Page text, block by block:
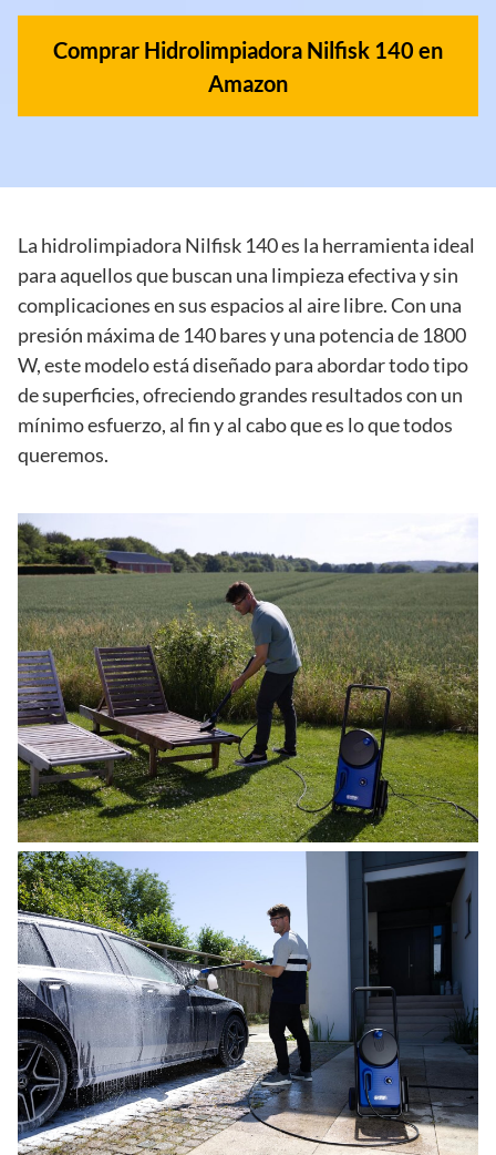
Comprar Hidrolimpiadora Nilfisk 140 en
Amazon
La hidrolimpiadora Nilfisk 140 es la herramienta ideal
para aquellos que buscan una limpieza efectiva y sin
complicaciones en sus espacios al aire libre. Con una
presión máxima de 140 bares y una potencia de 1800
W, este modelo está diseñado para abordar todo tipo
de superficies, ofreciendo grandes resultados con un
mínimo esfuerzo, al fin y al cabo que es lo que todos
queremos.